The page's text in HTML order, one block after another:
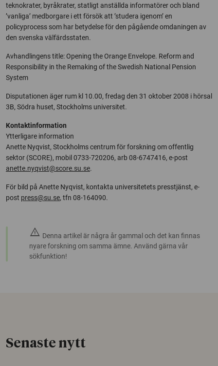
teknokrater, byråkrater, statligt anställda informatörer och bland
’vanliga’ medborgare i ett försök att ’studera igenom’ en
policyprocess som har betydelse för den pågående omdaningen av
den svenska välfärdsstaten.
Avhandlingens title: Opening the Orange Envelope. Reform and
Responsibility in the Remaking of the Swedish National Pension
System
Disputationen äger rum kl 10.00, fredag den 31 oktober 2008 i hörsal
3B, Södra huset, Stockholms universitet.
Kontaktinformation
Ytterligare information
Anette Nyqvist, Stockholms centrum för forskning om offentlig
sektor (SCORE), mobil 0733-720206, arb 08-6747416, e-post
anette.nyqvist@score.su.se.
För bild på Anette Nyqvist, kontakta universitetets presstjänst, e-
post press@su.se, tfn 08-164090.
warning Denna artikel är några år gammal och det kan finnas
nyare forskning om samma ämne. Använd gärna vår
sökfunktion!
Senaste nytt